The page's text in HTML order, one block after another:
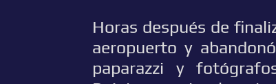
Horas después de
aeropuerto y
paparazzi y